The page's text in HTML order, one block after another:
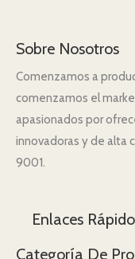
Sobre Nosotros
Comenzamos a
comenzamos el
apasionados por
innovadoras y de alta
9001.
Enlaces
Categoría De